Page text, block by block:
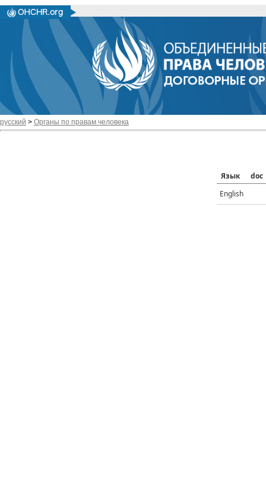
русский > Органы по правам человека
Язык
doc
English